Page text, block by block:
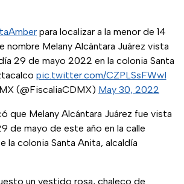
para localizar a la menor de 14
nombre Melany Alcántara Juárez vista
29 de mayo 2022 en la colonia Santa
pic.twitter.com/CZPLSsFWwI
(@FiscaliaCDMX) May 30, 2022
que Melany Alcántara Juárez fue vista
de mayo de este año en la calle
la colonia Santa Anita, alcaldía
un vestido rosa, chaleco de